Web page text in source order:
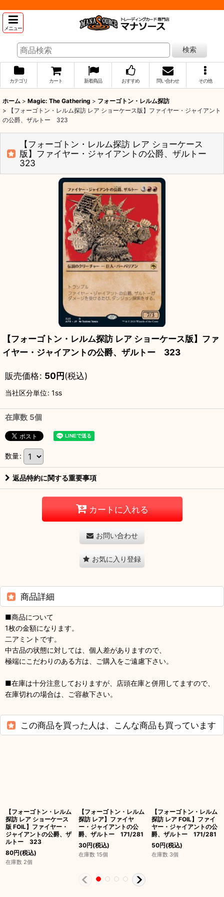
メニュー
検索
カテゴリ カート 新着商品 おすすめ 問い合わせ その他
ホーム > Magic: The Gathering > フォーゴトン・レルム探訪
>
【フォーゴトン・レルム探訪 レア ショーケース版】ファイヤー・ジャイアント
の公爵、ザルトー 323
【フォーゴトン・レルム探訪 レア ショーケース
版】ファイヤー・ジャイアントの公爵、ザルトー
323
【フォーゴトン・レルム探訪 レア ショーケース版】ファ
イヤー・ジャイアントの公爵、ザルトー 323
販売価格: 50円(税込)
当社区分単位: 1ss
在庫数 5個
数量:
返品特約に関する重要事項
カートに入れる
お問い合わせ
お気に入り登録
商品詳細
■商品について
1枚の金額になります。
二アミントです。
中古品の状態に対しては、個人差がありますので、
極端にこだわりのある方は、ご購入をご遠慮下さい。
■在庫は十分注意しておりますが、店頭在庫と併用してますので、
在庫切れの場合は、ご容赦下さい。
この商品を買った人は、こんな商品も買っています
【フォーゴトン・レルム
探訪 レア ショーケース
版 FOIL】ファイヤー・
ジャイアントの公爵、ザ
ルトー 323
80円(税込)
在庫数 2個
【フォーゴトン・レルム
探訪 レア】ファイヤ
ー・ジャイアントの公
爵、ザルトー 171/281
30円(税込)
在庫数 15個
【フォーゴトン・レルム
探訪 レア FOIL】ファイ
ヤー・ジャイアントの公
爵、ザルトー 171/281
50円(税込)
在庫数 3個